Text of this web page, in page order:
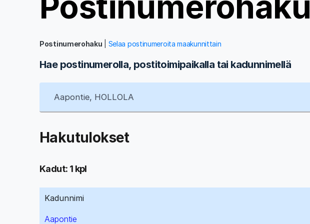
Postinumerohaku Selaa postinumeroita maakunnittain
Hae postinumerolla, postitoimipaikalla tai kadunnimellä
Hakutulokset
Kadut: 1 kpl
Kadunnimi
Aapontie